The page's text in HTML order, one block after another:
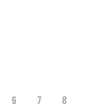
6 7 8